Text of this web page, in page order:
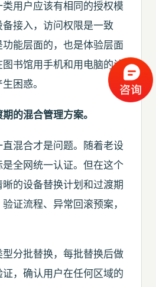
用户应该有相同的授权模
接入，访问权限是一致
能层面的，也是体验层面
书馆用手机和用电脑的访
困惑。
的混合管理方案。
混合才是问题。随着老设
全网统一认证。但在这个
的设备替换计划和过渡期
证流程、异常回滚预案，
分批替换，每批替换后做
，确认用户在任何区域的